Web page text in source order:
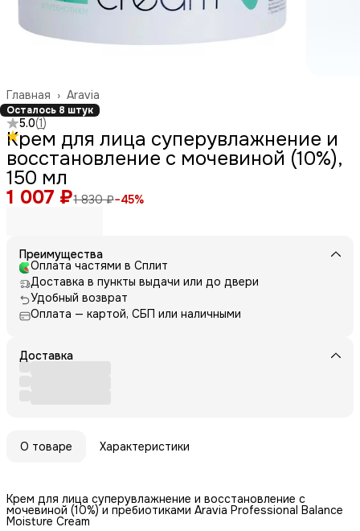
Aravia
Главная ›
Осталось 8 штук
5.0(1)
Крем для лица суперувлажнение и
восстановление с мочевиной (10%),
150 мл
1 007 ₽1 830 ₽−45%
Преимущества
Оплата частями в Сплит
Доставка в пункты выдачи или до двери
Удобный возврат
Оплата — картой, СБП или наличными
Доставка
О товаре Характеристики
Крем для лица суперувлажнение и восстановление с
мочевиной (10%) и пребиотиками Aravia Professional Balance
Moisture Cream